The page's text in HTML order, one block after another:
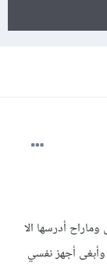
أدرسها الا
أجهز نفسي